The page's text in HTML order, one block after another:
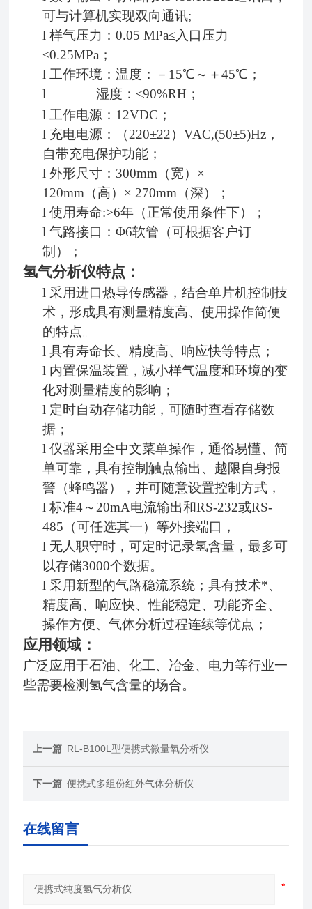
可与计算机实现双向通讯;
l样气压力：0.05 MPa≤入口压力
≤0.25MPa；
l工作环境：温度：－ 15℃～＋45℃；
l
湿度：≤90%RH；
l工作电源： 12VDC ；
l 充电电源：（220±22）VAC,(50±5)Hz，
自带充电保护功能；
l外形尺寸： 300mm（宽）×
120mm（高）× 270mm（深）
；
l使用寿命:>6年（正常使用条件下）；
l气路接口：Φ6软管（可根据客户订
制）；
氢气分析仪特点：
l采用进口热导传感器，结合单片机控制技
术，形成具有测量精度高、使用操作简便
的特点。
l具有寿命长、精度高、响应快等特点 ；
l 内置保温装置，减小样气温度和环境的变
化对测量精度的影响；
l 定时自动存储功能，可随时查看存储数
据 ；
l仪器采用全中文菜单操作，通俗易懂、简
单可靠，具有控制触点输出、越限自身报
警（蜂鸣器），并可随意设置控制方式，
l标准4～20mA电流输出和RS-232或RS-
485（可任选其一）等外接端口，
l 无人职守时，可定时记录氢含量，最多可
以存储3000个数据。
l采用新型的气路稳流系统；具有技术*、
精度高、响应快、性能稳定、功能齐全、
操作方便、气体分析过程连续等优点；
应用领域：
广泛应用于石油、化工、冶金、电力等行业一
些需要检测氢气含量的场合。
上一篇 RL-B100L型便携式微量氧分析仪
下一篇 便携式多组份红外气体分析仪
在线留言